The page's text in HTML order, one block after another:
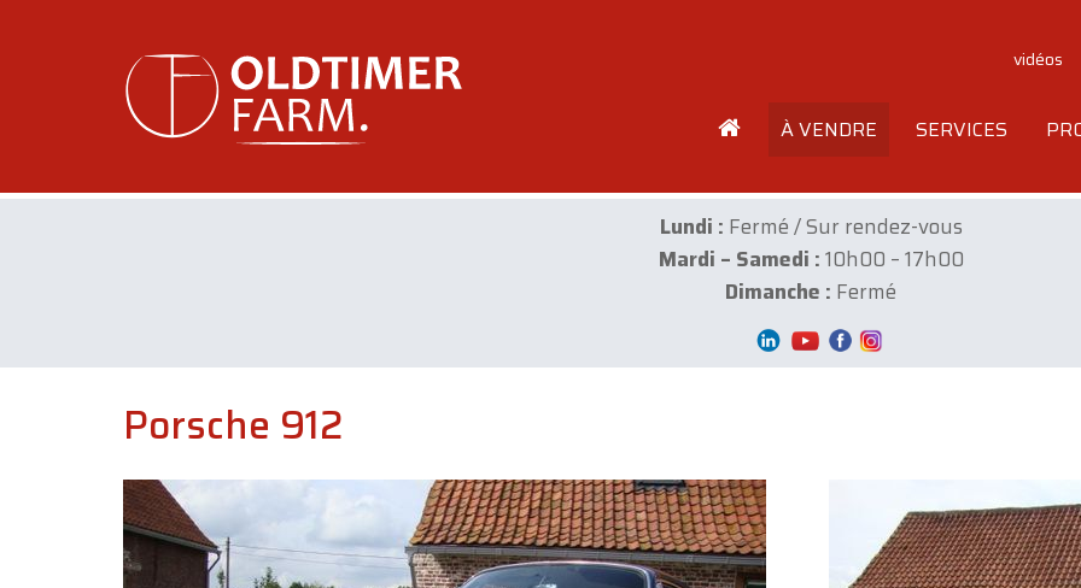
vidéos
À VENDRE SERVICES
Lundi : Fermé / Sur rendez-vous
Mardi – Samedi :10h00 – 17h00
Dimanche : Fermé
Porsche 912